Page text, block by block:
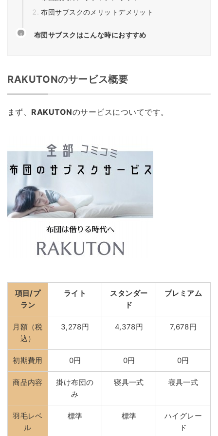
布団サブスクのメリットデメリット
布団サブスクはこんな時におすすめ
RAKUTONのサービス概要
まず、 RAKUTONのサービスについてです。
項目/プ
ラン
ライト
スタンダー
ド
プレミアム
月額（税
込）
3,278円 4,378円 7,678円
初期費用 0円 0円 0円
商品内容
掛け布団の
み
寝具一式 寝具一式
羽毛レベ
ル
標準 標準
ハイグレー
ド